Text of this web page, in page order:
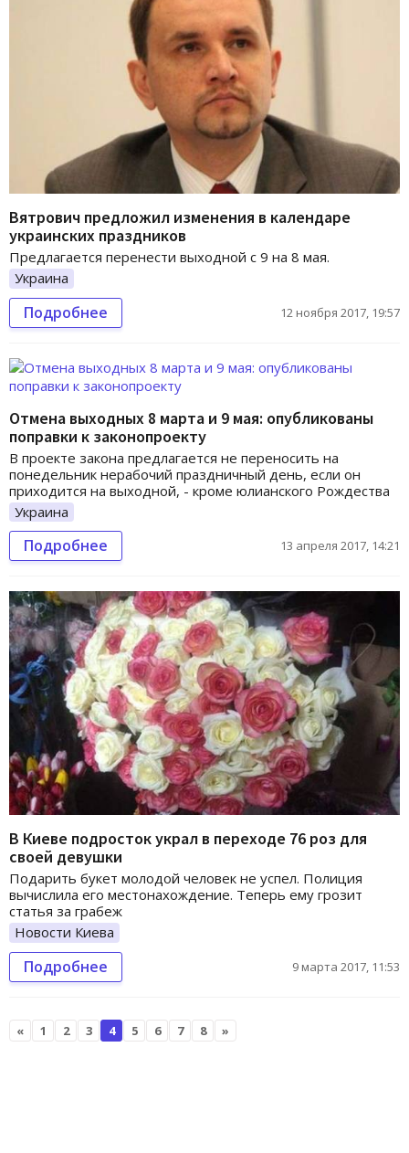
Вятрович предложил изменения в календаре
украинских праздников
Предлагается перенести выходной с 9 на 8 мая.
Украина
Подробнее 12 ноября 2017, 19:57
Отмена выходных 8 марта и 9 мая: опубликованы
поправки к законопроекту
В проекте закона предлагается не переносить на
понедельник нерабочий праздничный день, если он
приходится на выходной, - кроме юлианского Рождества
Украина
Подробнее 13 апреля 2017, 14:21
В Киеве подросток украл в переходе 76 роз для
своей девушки
Подарить букет молодой человек не успел. Полиция
вычислила его местонахождение. Теперь ему грозит
статья за грабеж
Новости Киева
Подробнее 9 марта 2017, 11:53
« 1 2 3 4 5 6 7 8 »